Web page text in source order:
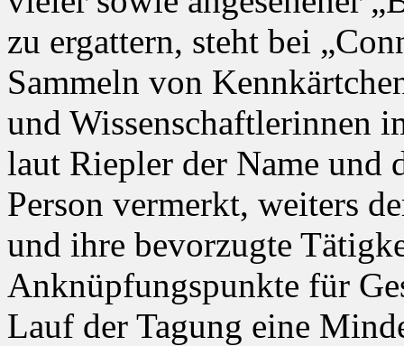
zu ergattern, steht bei
Sammeln von
und Wissenschaftlerinnen
laut Riepler der Name
Person vermerkt, weiters
und ihre bevorzugte
Anknüpfungspunkte für
Lauf der Tagung eine